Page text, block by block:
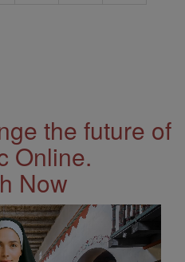
the future of
Online.
Now